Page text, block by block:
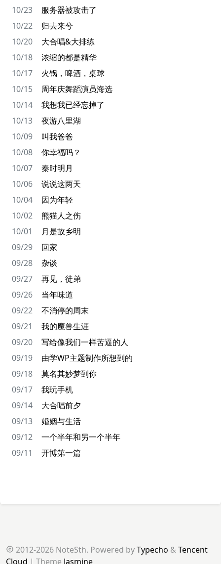
10/23
服务器被攻击了
10/22
归去来兮
10/20
大合唱&大排练
10/18
浓缩的都是精华
10/17
火锅，啤酒，桌球
10/15
周年庆舞蹈演员海选
10/14
我想我已经忘掉了
10/13
夜游八里湖
10/09
叫我爸爸
10/08
你幸福吗？
10/07
秦时明月
10/06
说说这两天
10/04
因为年轻
10/02
熊猫人之伤
10/01
月是故乡明
09/29
回家
09/28
杂谈
09/27
再见，徒弟
09/26
当年味道
09/22
不消停的周末
09/21
我的魔兽生涯
09/20
写给像我们一样苦逼的人
09/19
由学WP主题制作所想到的
09/18
莫名其妙梦到你
09/17
我玩手机
09/14
大合唱前夕
09/13
婚姻与生活
09/12
一个半年和另一个半年
09/11
开博第一篇
2012-2026 NoteSth. Powered byTypecho &Tencent
Cloud | Theme Jasmine